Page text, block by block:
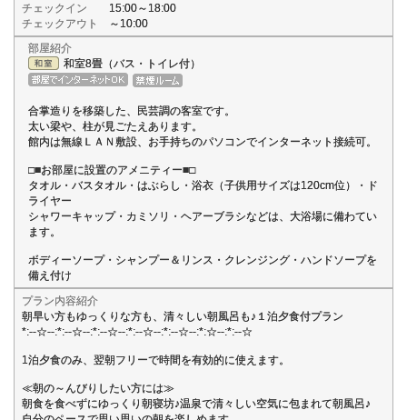
チェックイン
15:00～18:00
チェックアウト
～10:00
部屋紹介
和室8畳（バス・トイレ付）
合掌造りを移築した、民芸調の客室です。
太い梁や、柱が見ごたえあります。
館内は無線ＬＡＮ敷設、お手持ちのパソコンでインターネット接続可。
□■お部屋に設置のアメニティー■□
タオル・バスタオル・はぶらし・浴衣（子供用サイズは120cm位）・ド
ライヤー
シャワーキャップ・カミソリ・ヘアーブラシなどは、大浴場に備わてい
ます。
ボディーソープ・シャンプー＆リンス・クレンジング・ハンドソープを
備え付け
プラン内容紹介
朝早い方もゆっくりな方も、清々しい朝風呂も♪１泊夕食付プラン
*:--☆--:*:--☆--:*:--☆--:*:--☆--:*:--☆--:*:☆--:*:--☆
1泊夕食のみ、翌朝フリーで時間を有効的に使えます。
≪朝の～んびりしたい方には≫
朝食を食べずにゆっくり朝寝坊♪温泉で清々しい空気に包まれて朝風呂♪